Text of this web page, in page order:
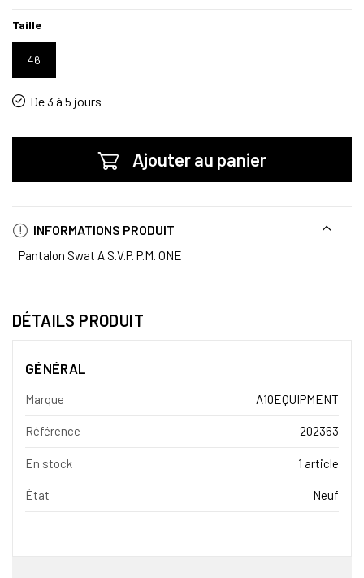
Taille
46
De 3 à 5 jours
Ajouter au panier
INFORMATIONS PRODUIT
Pantalon Swat A.S.V.P. P.M. ONE
DÉTAILS PRODUIT
GÉNÉRAL
Marque A10EQUIPMENT
Référence 202363
En stock 1 article
État Neuf